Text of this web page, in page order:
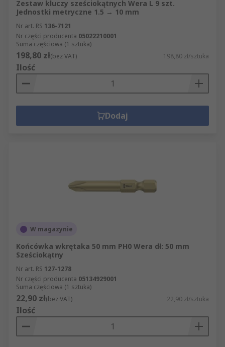
Zestaw kluczy sześciokątnych Wera L 9 szt.
Jednostki metryczne 1.5 → 10 mm
Nr art. RS 136-7121
Nr części producenta 05022210001
Suma częściowa (1 sztuka)
198,80 zł(bez VAT) 198,80 zł/sztuka
Ilość
Dodaj
W magazynie
Końcówka wkrętaka 50 mm PH0 Wera dł: 50 mm
Sześciokątny
Nr art. RS 127-1278
Nr części producenta 05134929001
Suma częściowa (1 sztuka)
22,90 zł(bez VAT) 22,90 zł/sztuka
Ilość